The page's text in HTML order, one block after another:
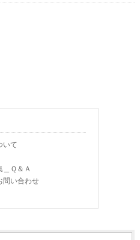
いて
＿Ｑ＆Ａ
問い合わせ